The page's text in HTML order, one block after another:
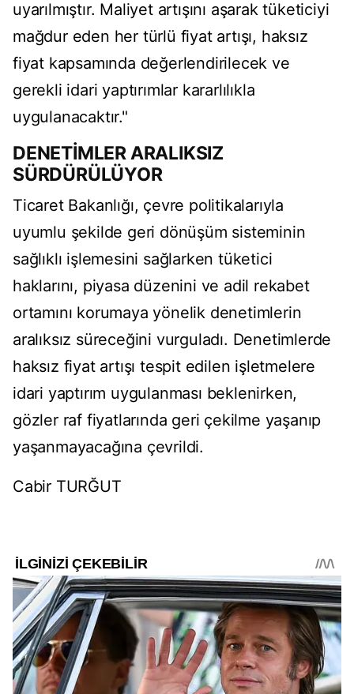
uyarılmıştır. Maliyet artışını aşarak tüketiciyi
mağdur eden her türlü fiyat artışı, haksız
fiyat kapsamında değerlendirilecek ve
gerekli idari yaptırımlar kararlılıkla
uygulanacaktır."
DENETİMLER ARALIKSIZ
SÜRDÜRÜLÜYOR
Ticaret Bakanlığı, çevre politikalarıyla
uyumlu şekilde geri dönüşüm sisteminin
sağlıklı işlemesini sağlarken tüketici
haklarını, piyasa düzenini ve adil rekabet
ortamını korumaya yönelik denetimlerin
aralıksız süreceğini vurguladı. Denetimlerde
haksız fiyat artışı tespit edilen işletmelere
idari yaptırım uygulanması beklenirken,
gözler raf fiyatlarında geri çekilme yaşanıp
yaşanmayacağına çevrildi.
Cabir TURĞUT